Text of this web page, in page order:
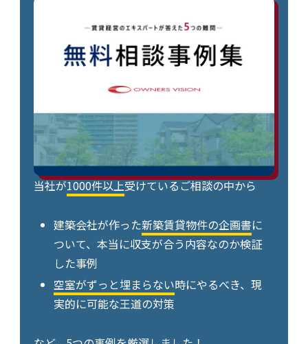
当社が1000件以上受けているご相談の中から
建築会社が作った新築賃貸物件の企画書に
ついて、本当に収支が合う内容なのか検証
した事例
空室がずっと埋まらない時にやるべき、現
実的に可能な王道の対策